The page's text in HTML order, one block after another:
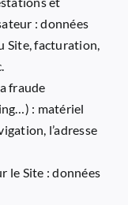
: données
Site, facturation,
fraude
: matériel
l’adresse
le Site : données